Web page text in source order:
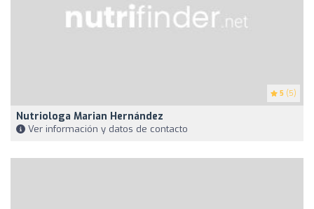
5 (5)
Nutriologa Marian Hernández
Ver información y datos de contacto